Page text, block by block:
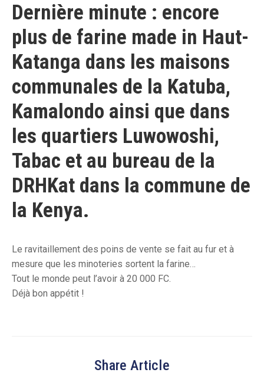
Dernière minute : encore
plus de farine made in Haut-
Katanga dans les maisons
communales de la Katuba,
Kamalondo ainsi que dans
les quartiers Luwowoshi,
Tabac et au bureau de la
DRHKat dans la commune de
la Kenya.
Le ravitaillement des poins de vente se fait au fur et à
mesure que les minoteries sortent la farine…
Tout le monde peut l’avoir à 20 000 FC.
Déjà bon appétit !
Share Article